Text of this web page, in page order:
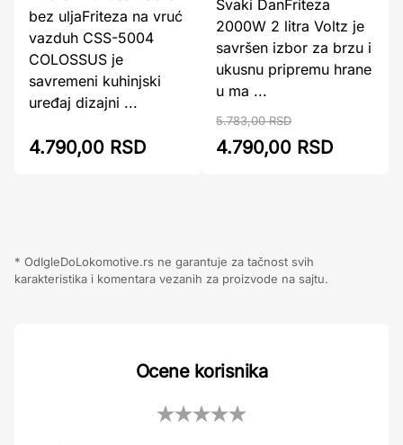
bez uljaFriteza na vruć
vazduh CSS-5004
COLOSSUS je
savremeni kuhinjski
uređaj dizajni ...
4.790,00 RSD
Svaki DanFriteza
2000W 2 litra Voltz je
savršen izbor za brzu i
ukusnu pripremu hrane
u ma ...
5.783,00 RSD
4.790,00 RSD
* OdIgleDoLokomotive.rs ne garantuje za tačnost svih
karakteristika i komentara vezanih za proizvode na sajtu.
Ocene korisnika